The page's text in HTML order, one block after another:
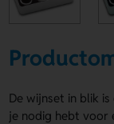
De wijnset in blik
je nodig hebt voor